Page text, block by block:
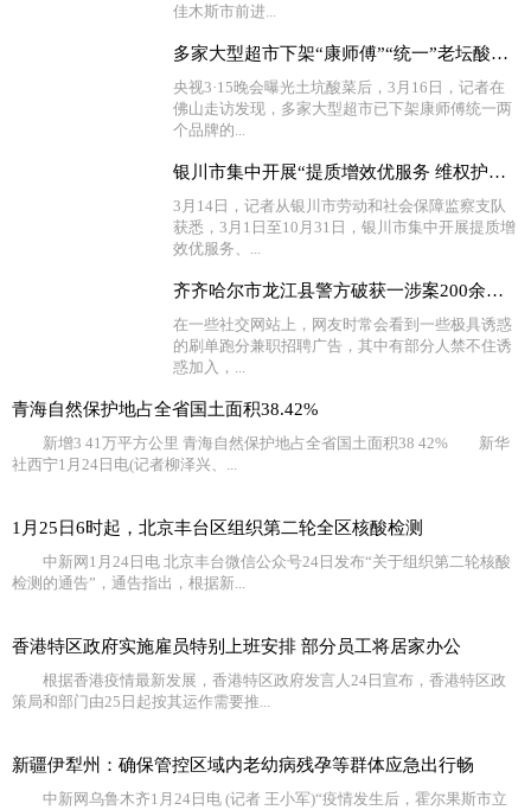
佳木斯市前进...
多家大型超市下架“康师傅”“统一”老坛酸菜牛肉面
央视3·15晚会曝光土坑酸菜后，3月16日，记者在
佛山走访发现，多家大型超市已下架康师傅统一两
个品牌的...
银川市集中开展“提质增效优服务 维权护薪促稳定”活动
3月14日，记者从银川市劳动和社会保障监察支队
获悉，3月1日至10月31日，银川市集中开展提质增
效优服务、...
齐齐哈尔市龙江县警方破获一涉案200余万元的“帮信”案件
在一些社交网站上，网友时常会看到一些极具诱惑
的刷单跑分兼职招聘广告，其中有部分人禁不住诱
惑加入，...
青海自然保护地占全省国土面积38.42%
新增3 41万平方公里 青海自然保护地占全省国土面积38 42% 新华
社西宁1月24日电(记者柳泽兴、...
1月25日6时起，北京丰台区组织第二轮全区核酸检测
中新网1月24日电 北京丰台微信公众号24日发布“关于组织第二轮核酸
检测的通告”，通告指出，根据新...
香港特区政府实施雇员特别上班安排 部分员工将居家办公
根据香港疫情最新发展，香港特区政府发言人24日宣布，香港特区政
策局和部门由25日起按其运作需要推...
新疆伊犁州：确保管控区域内老幼病残孕等群体应急出行畅
中新网乌鲁木齐1月24日电 (记者 王小军)“疫情发生后，霍尔果斯市立